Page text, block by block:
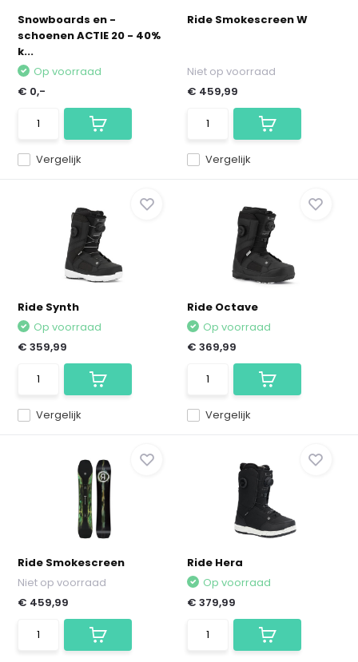
Snowboards en -
schoenen ACTIE 20 - 40%
k...
Vergelijk
Op voorraad
€ 0,-
Ride Smokescreen W
Vergelijk
Niet op voorraad
€ 459,99
Ride Synth
Vergelijk
Op voorraad
€ 359,99
Ride Octave
Vergelijk
Op voorraad
€ 369,99
Ride Smokescreen
Niet op voorraad
€ 459,99
Ride Hera
Op voorraad
€ 379,99